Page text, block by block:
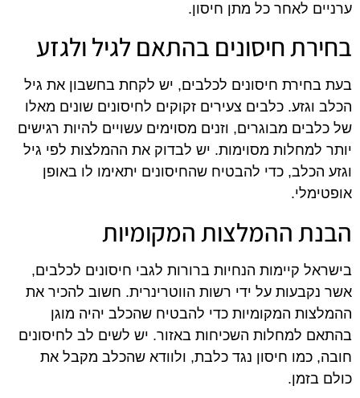
ערניים לאחר כל מתן חיסון.
בחירת חיסונים בהתאם לגיל ולגזע
בעת בחירת חיסונים לכלבים, יש לקחת בחשבון את גיל
הכלב וגזע. כלבים צעירים זקוקים לחיסונים שונים מאלו
של כלבים מבוגרים, וזנים מסוימים עשויים להיות רגישים
יותר למחלות מסוימות. יש לבדוק את ההמלצות לפי גיל
וגזע הכלב, כדי להבטיח שהחיסונים יתאימו לו באופן
אופטימלי.
הבנת ההמלצות המקומיות
בישראל קיימות הנחיות ברורות לגבי חיסונים לכלבים,
אשר נקבעות על ידי רשות הווטרינרית. חשוב להכיר את
ההמלצות המקומיות כדי להבטיח שהכלב יהיה מוגן
בהתאם למחלות השכיחות באזור. יש לשים לב לחיסונים
חובה, כמו חיסון נגד כלבת, ולוודא שהכלב מקבל את
כולם בזמן.